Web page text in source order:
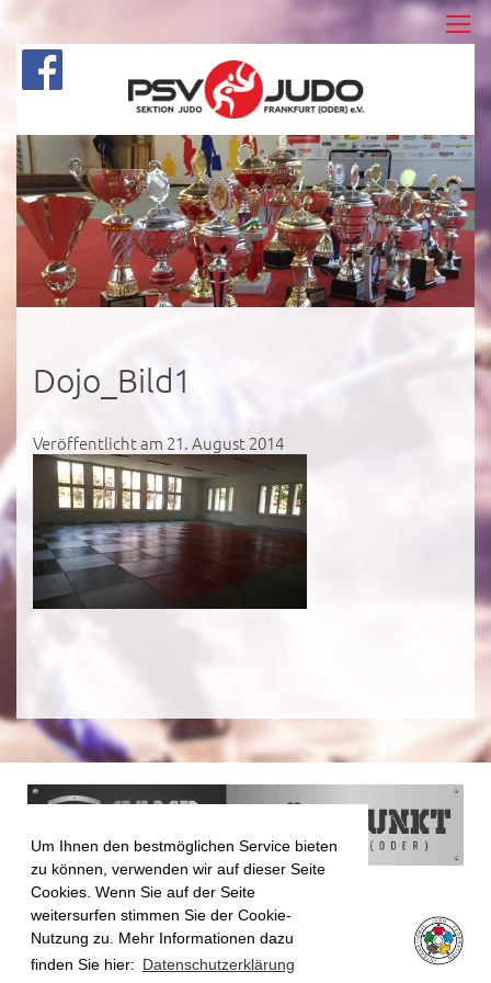
Um Ihnen den bestmöglichen Service bieten
zu können, verwenden wir auf dieser Seite
Cookies. Wenn Sie auf der Seite
weitersurfen stimmen Sie der Cookie-
Nutzung zu. Mehr Informationen dazu
finden Sie hier: Datenschutzerklärung
Dojo_Bild1
Veröffentlicht am 21. August 2014